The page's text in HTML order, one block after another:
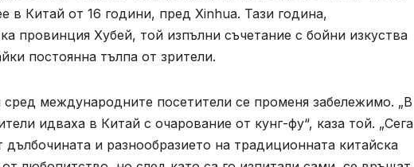
Китай от 16 години, пред Xinhua. Тази година,
провинция Хубей, той изпълни съчетание с бойни изкуства
постоянна тълпа от зрители.
международните посетители се променя забележимо. „В
идваха в Китай с очарование от кунг-фу“, каза той. „Сега
и разнообразието на традиционната китайска